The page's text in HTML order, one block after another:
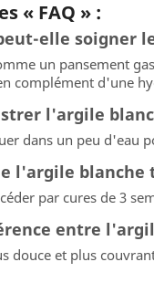
« FAQ » :
elle soigner
un pansement
complément d'une
l'argile
dans un peu
l'argile blanche
par cures de 3
entre
douce et plus